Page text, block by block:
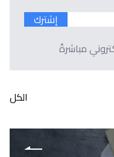
إشترك
مباشرةً
الكل